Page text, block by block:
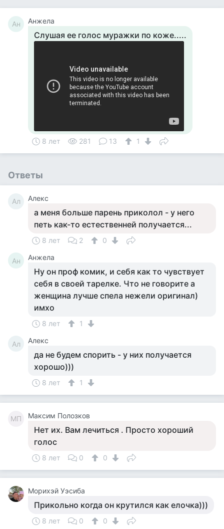
Ан Анжела
Слушая ее голос муражки по коже.....
8 лет 281 13 1
Ответы
Ал Алекс
а меня больше парень приколол - у него
петь как-то естественней получается...
8 лет 2 0
Ан Анжела
Ну он проф комик, и себя как то чувствует
себя в своей тарелке. Что не говорите а
женщина лучше спела нежели оригинал)
имхо
8 лет 1
Ал Алекс
да не будем спорить - у них получается
хорошо)))
8 лет 1
МП Максим Полозков
Нет их. Вам лечиться . Просто хороший
голос
8 лет 0 0
Морихэй Уэсиба
Прикольно когда он крутился как елочка)))
8 лет 0 0